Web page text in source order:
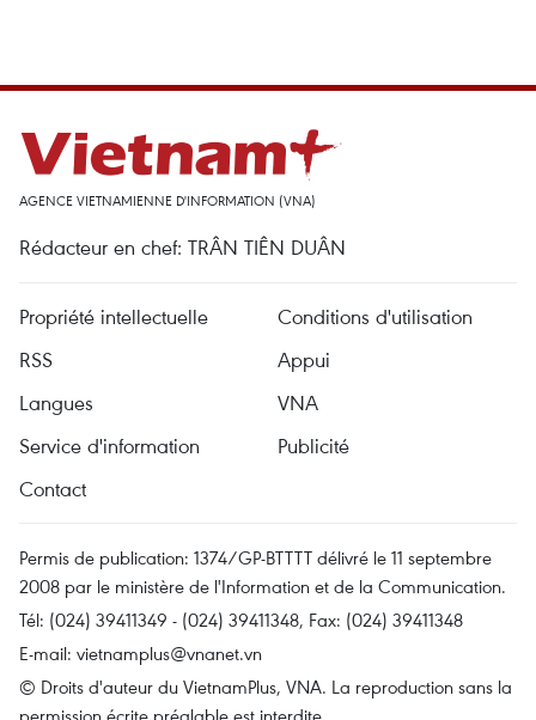
AGENCE VIETNAMIENNE D'INFORMATION (VNA)
Rédacteur en chef: TRÂN TIÊN DUÂN
Propriété intellectuelle
Conditions d'utilisation
RSS
Appui
Langues
VNA
Service d'information
Publicité
Contact
Permis de publication: 1374/GP-BTTTT délivré le 11 septembre
2008 par le ministère de l'Information et de la Communication.
Tél: (024) 39411349 - (024) 39411348, Fax: (024) 39411348
E-mail: vietnamplus@vnanet.vn
© Droits d'auteur du VietnamPlus, VNA. La reproduction sans la
permission écrite préalable est interdite.